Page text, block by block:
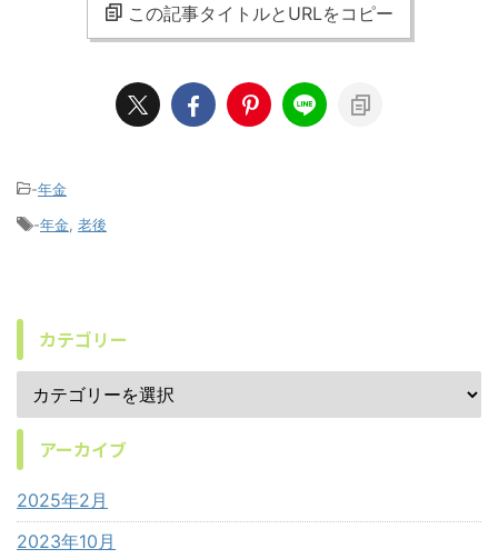
この記事タイトルとURLをコピー
-年金
-年金 老後
カテゴリー
アーカイブ
2025年2月
2023年10月